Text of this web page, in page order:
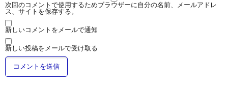
次回のコメントで使用するためブラウザーに自分の名前、メールアドレ
ス、サイトを保存する。
新しいコメントをメールで通知
新しい投稿をメールで受け取る